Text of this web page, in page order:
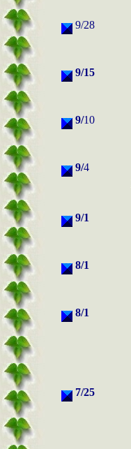
9/28
9/15
9/10
9/4
9/1
8/1
8/1
7/25